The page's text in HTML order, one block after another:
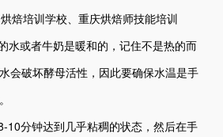
水或者牛奶是暖和的，记住不是热的而
会破坏酵母活性，因此要确保水温是手
10分钟达到几乎粘稠的状态，然后在手